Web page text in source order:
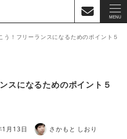
MENU
う！フリーランスになるためのポイント５
スになるためのポイント５
月13日
著
さかもと しおり